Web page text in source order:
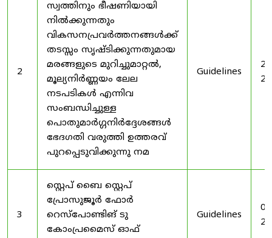
2
സ്വത്തിനും ഭീഷണിയായി
നിൽക്കുന്നതും
വികസനപ്രവർത്തനങ്ങൾക്ക്
തടസ്സം സൃഷ്ടിക്കുന്നതുമായ
മരങ്ങളുടെ മുറിച്ചുമാറ്റൽ,
മൂല്യനിർണ്ണയം ലേല
നടപടികൾ എന്നിവ
സംബന്ധിച്ചുള്ള
പൊതുമാർഗ്ഗനിർദ്ദേശങ്ങൾ
ഭേദഗതി വരുത്തി ഉത്തരവ്
പുറപ്പെടുവിക്കുന്നു നമ
Guidelines
3
സ്റ്റെപ് ബൈ സ്റ്റെപ്
പ്രോസുജൂർ ഫോർ
റെസ്‌പോണ്ടിങ് ടു
കോംപ്രമൈസ് ഓഫ്
Guidelines